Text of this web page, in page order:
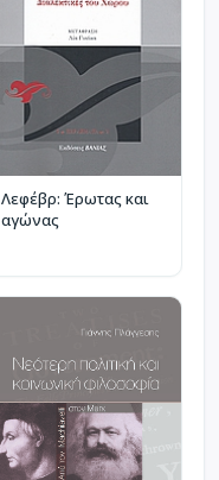
Λεφέβρ: Έρωτας και
αγώνας